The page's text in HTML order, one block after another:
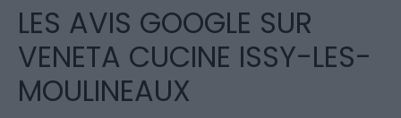
LES AVIS GOOGLE SUR
VENETA CUCINE ISSY-LES-
MOULINEAUX